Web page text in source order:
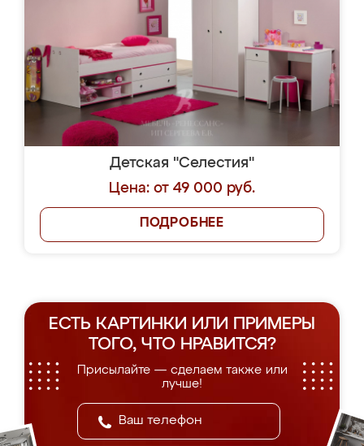
Детская "Селестия"
Цена: от 49 000 руб.
ПОДРОБНЕЕ
ЕСТЬ КАРТИНКИ ИЛИ ПРИМЕРЫ
ТОГО, ЧТО НРАВИТСЯ?
Присылайте — сделаем также или
лучше!